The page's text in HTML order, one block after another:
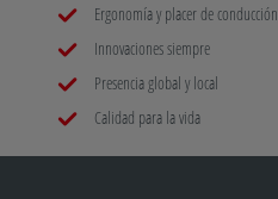
Ergonomía y placer de conducción
Innovaciones siempre
Presencia global y local
Calidad para la vida